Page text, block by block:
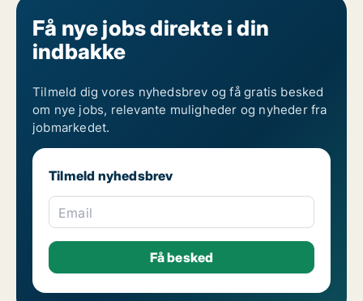
Få nye jobs direkte i din
indbakke
Tilmeld dig vores nyhedsbrev og få gratis besked
om nye jobs, relevante muligheder og nyheder fra
jobmarkedet.
Tilmeld nyhedsbrev
Email